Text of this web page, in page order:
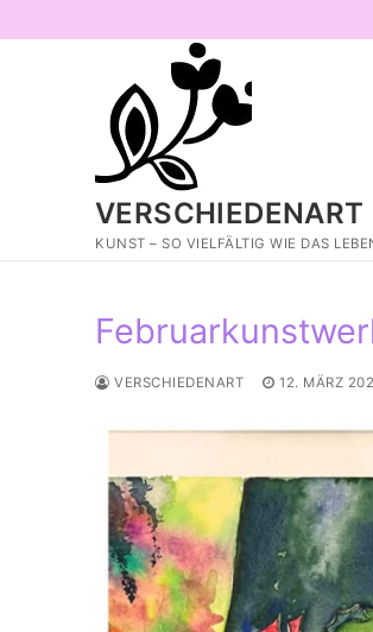
Inhalt
VERSCHIEDENART
KUNST – SO VIELFÄLTIG WIE DAS
VERSCHIEDENART 12. MÄRZ